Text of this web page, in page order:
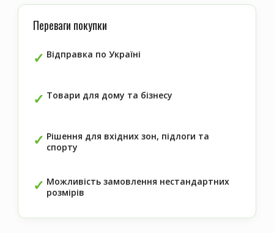
Переваги покупки
Відправка по Україні
Товари для дому та бізнесу
Рішення для вхідних зон, підлоги та
спорту
Можливість замовлення нестандартних
розмірів